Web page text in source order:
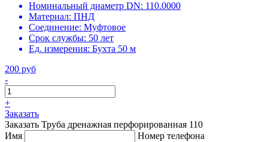
Номинальный диаметр DN: 110.0000
Материал: ПНД
Соединение: Муфтовое
Срок службы: 50 лет
Ед. измерения: Бухта 50 м
200 руб
-
+
Заказать
Заказать Труба дренажная перфорированная 110
Имя
Номер телефона